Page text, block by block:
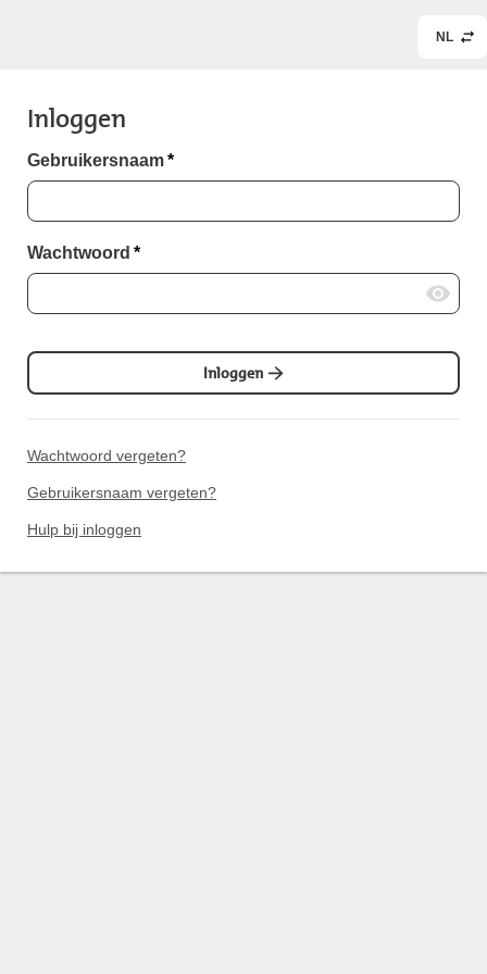
NL
Inloggen
Gebruikersnaam*
Wachtwoord *
Inloggen
Wachtwoord vergeten?
Gebruikersnaam vergeten?
Hulp bij inloggen